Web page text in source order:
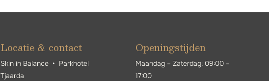
Locatie & contact
Skin in Balance • Parkhotel
Tjaarda
Openingstijden
Maandag – Zaterdag: 09:00 –
17:00